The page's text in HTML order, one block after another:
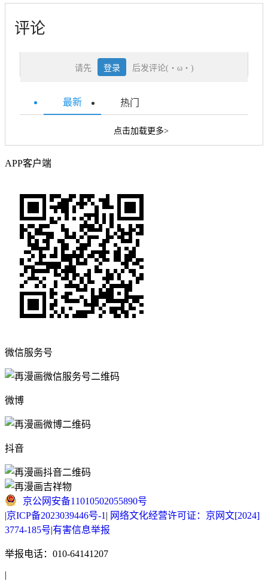
评论
请先 登录 后发评论(・ω・)
最新 热门
点击加载更多>
APP客户端
微信服务号
微博
抖音
京公网安备11010502055890号
|京ICP备2023039446号-1 | 网络文化经营许可证：京网文[2024]
3774-185号|有害信息举报
举报电话：010-64141207
|